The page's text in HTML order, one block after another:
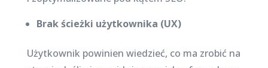
Brak ścieżki użytkownika (UX)
Użytkownik powinien wiedzieć, co ma zrobić na